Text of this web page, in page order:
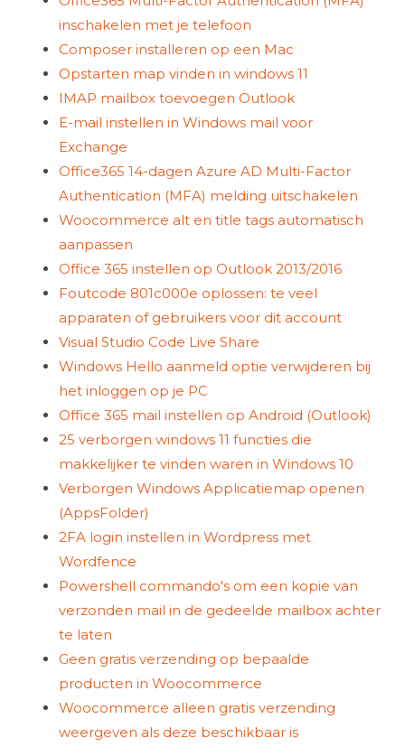
inschakelen met je telefoon
Composer installeren op een Mac
Opstarten map vinden in windows 11
IMAP mailbox toevoegen Outlook
E-mail instellen in Windows mail voor
Exchange
Office365 14-dagen Azure AD Multi-Factor
Authentication (MFA) melding uitschakelen
Woocommerce alt en title tags automatisch
aanpassen
Office 365 instellen op Outlook 2013/2016
Foutcode 801c000e oplossen: te veel
apparaten of gebruikers voor dit account
Visual Studio Code Live Share
Windows Hello aanmeld optie verwijderen bij
het inloggen op je PC
Office 365 mail instellen op Android (Outlook)
25 verborgen windows 11 functies die
makkelijker te vinden waren in Windows 10
Verborgen Windows Applicatiemap openen
(AppsFolder)
2FA login instellen in Wordpress met
Wordfence
Powershell commando's om een kopie van
verzonden mail in de gedeelde mailbox achter
te laten
Geen gratis verzending op bepaalde
producten in Woocommerce
Woocommerce alleen gratis verzending
weergeven als deze beschikbaar is